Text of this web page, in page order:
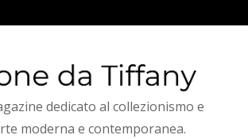
dedicato al collezionismo e
moderna e contemporanea.